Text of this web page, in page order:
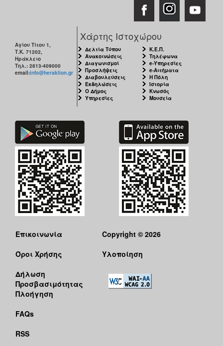
Αγίου Τίτου 1,
Τ.Κ. 71202,
Ηράκλειο
Τηλ.: 2813-409000
email:info@heraklion.gr
Χάρτης Ιστοχώρου
Δελτία Τύπου
Ανακοινώσεις
Διαγωνισμοί
Προσλήψεις
Διαβουλεύσεις
Εκδηλώσεις
Ο Δήμος
Υπηρεσίες
Κ.Ε.Π.
Τηλέφωνα
e-Υπηρεσίες
e-Αιτήματα
Η Πόλη
Ιστορία
Κνωσός
Μουσεία
Επικοινωνία
Όροι Χρήσης
Δήλωση
Προσβασιμότητας
Πλοήγηση
FAQs
RSS
Copyright © 2026
Υλοποίηση